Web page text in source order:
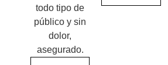
todo tipo de
público y sin
dolor,
asegurado.